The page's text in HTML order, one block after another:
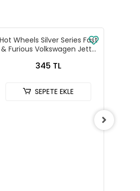
Hot Wheels Silver Series Fast
& Furious Volkswagen Jetta
345 TL
SEPETE EKLE